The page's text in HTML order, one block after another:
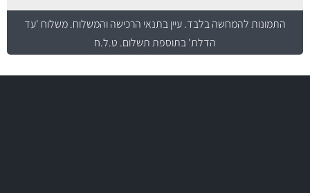
התמונות להמחשה בלבד.עיין בתנאי הרכישה והמשלוח. משלוח 'עד
הדלת' בתוספת תשלום. ט.ל.ח